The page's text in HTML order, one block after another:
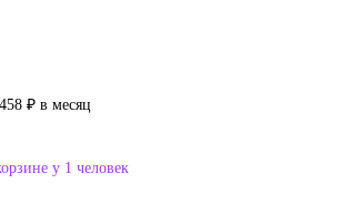
₽ в месяц
у 1 человек